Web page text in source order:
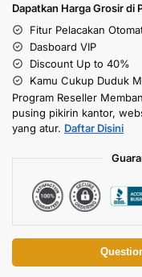
Dapatkan Harga Grosir di
Fitur Pelacakan
Dasboard VIP
Discount Up to 40%
Kamu Cukup Duduk
Program Reseller
pusing pikirin kantor,
yang atur. Daftar Disini